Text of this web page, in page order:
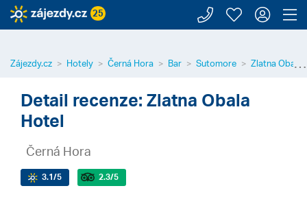
25 Zavolejte
Moje
⋯
Zájezdy.cz Hotely Černá Hora Bar Sutomore Zlatna Obala
Detail recenze: Zlatna Obala
Hotel
Černá Hora
3.1/5 2.3/5